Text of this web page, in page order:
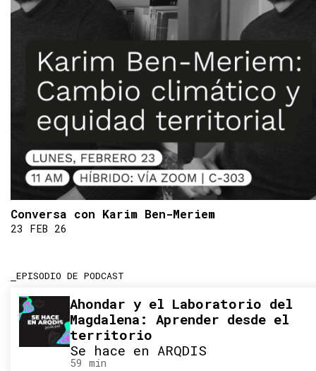
Conversa con Karim Ben-Meriem
23 FEB 26
EPISODIO DE PODCAST
Ahondar y el Laboratorio del
Magdalena: Aprender desde el
territorio
Se hace en ARQDIS
59 min